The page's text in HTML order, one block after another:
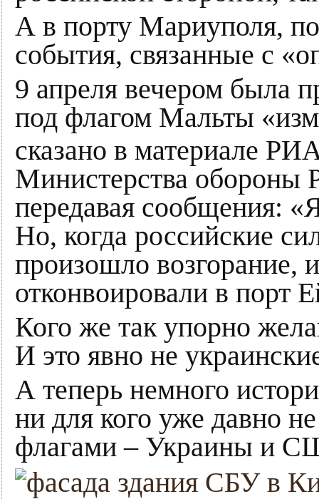
А в порту Мариуполя,
события, связанные с
9 апреля вечером была
под флагом Мальты
сказано в материале
Министерства обороны
передавая сообщения:
Но, когда российские
произошло возгорание,
отконвоировали в порт
Кого же так упорно
И это явно не
А теперь немного
ни для кого уже давно
флагами – Украины и